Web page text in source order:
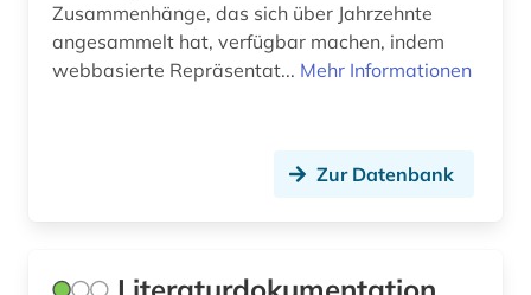
hessen (1)
hochschule (3)
homöopathie (3)
identifikation (1)
Zusammenhänge, das sich über Jahrzehnte
angesammelt hat, verfügbar machen, indem
webbasierte Repräsentat... Mehr Informationen
Zur Datenbank